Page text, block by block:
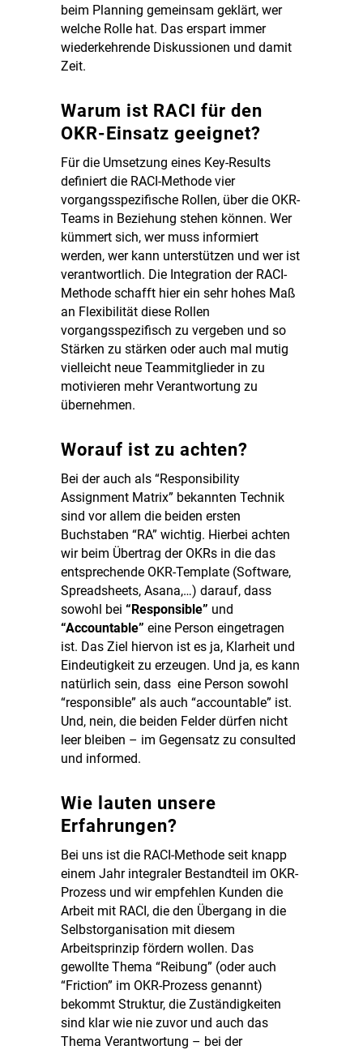
beim Planning gemeinsam geklärt, wer
welche Rolle hat. Das erspart immer
wiederkehrende Diskussionen und damit
Zeit.
Warum ist RACI für den
OKR-Einsatz geeignet?
Für die Umsetzung eines Key-Results
definiert die RACI-Methode vier
vorgangsspezifische Rollen, über die OKR-
Teams in Beziehung stehen können. Wer
kümmert sich, wer muss informiert
werden, wer kann unterstützen und wer ist
verantwortlich. Die Integration der RACI-
Methode schafft hier ein sehr hohes Maß
an Flexibilität diese Rollen
vorgangsspezifisch zu vergeben und so
Stärken zu stärken oder auch mal mutig
vielleicht neue Teammitglieder in zu
motivieren mehr Verantwortung zu
übernehmen.
Worauf ist zu achten?
Bei der auch als “Responsibility
Assignment Matrix” bekannten Technik
sind vor allem die beiden ersten
Buchstaben “RA” wichtig. Hierbei achten
wir beim Übertrag der OKRs in die das
entsprechende OKR-Template (Software,
Spreadsheets, Asana,…) darauf, dass
sowohl bei “Responsible” und
“Accountable” eine Person eingetragen
ist. Das Ziel hiervon ist es ja, Klarheit und
Eindeutigkeit zu erzeugen. Und ja, es kann
natürlich sein, dass eine Person sowohl
“responsible” als auch “accountable” ist.
Und, nein, die beiden Felder dürfen nicht
leer bleiben – im Gegensatz zu consulted
und informed.
Wie lauten unsere
Erfahrungen?
Bei uns ist die RACI-Methode seit knapp
einem Jahr integraler Bestandteil im OKR-
Prozess und wir empfehlen Kunden die
Arbeit mit RACI, die den Übergang in die
Selbstorganisation mit diesem
Arbeitsprinzip fördern wollen. Das
gewollte Thema “Reibung” (oder auch
“Friction” im OKR-Prozess genannt)
bekommt Struktur, die Zuständigkeiten
sind klar wie nie zuvor und auch das
Thema Verantwortung – bei der